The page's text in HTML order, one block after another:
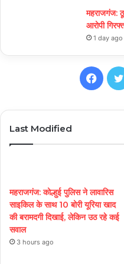
महराजगंज:
आरोपी
1 day ago
Last Modified
महराजगंज: कोल्हुई पुलिस ने लावारिस
साइकिल के साथ 10 बोरी यूरिया खाद
की बरामदगी दिखाई, लेकिन उठ रहे कई
सवाल
3 hours ago